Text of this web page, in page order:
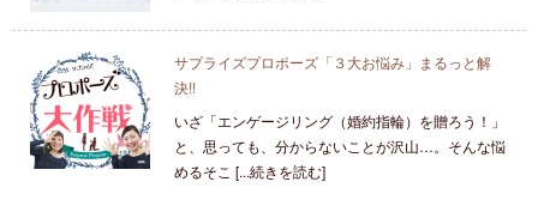
サプライズプロポーズ「３大お悩み」まるっと解
決!!
いざ「エンゲージリング（婚約指輪）を贈ろう！」
と、思っても、分からないことが沢山…。そんな悩
めるそこ [...続きを読む]